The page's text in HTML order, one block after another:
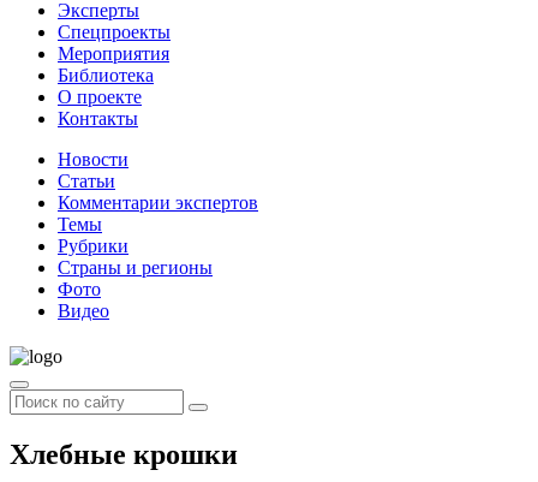
Эксперты
Спецпроекты
Мероприятия
Библиотека
О проекте
Контакты
Новости
Статьи
Комментарии экспертов
Темы
Рубрики
Страны и регионы
Фото
Видео
Хлебные крошки